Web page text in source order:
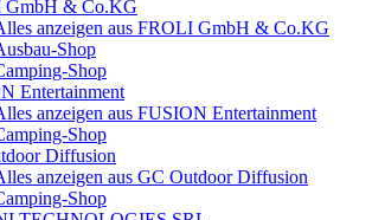
GmbH & Co.KG
anzeigen aus FROLI GmbH & Co.KG
Shop
Shop
Entertainment
anzeigen aus FUSION Entertainment
Shop
Diffusion
anzeigen aus GC Outdoor Diffusion
Shop